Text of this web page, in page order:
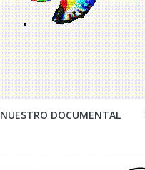
NUESTRO DOCUMENTAL